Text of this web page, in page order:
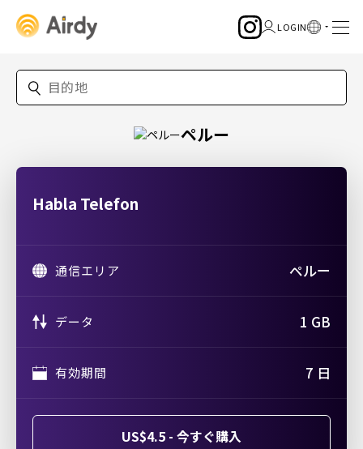
ペルー
Habla Telefon
通信エリア ペルー
データ 1 GB
有効期間 7 日
US$4.5 - 今すぐ購入